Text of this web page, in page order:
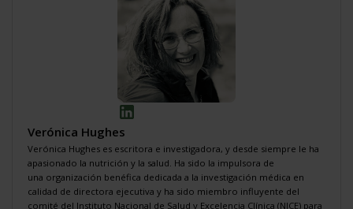
Verónica Hughes
Verónica Hughes es escritora e investigadora, y desde siempre le ha
apasionado la nutrición y la salud. Ha sido la impulsora de
una organización benéfica dedicada a la investigación médica en
calidad de directora ejecutiva y ha sido miembro influyente del
comité del Instituto Nacional de Salud y Excelencia Clínica (NICE) para